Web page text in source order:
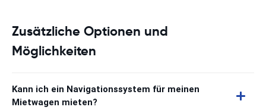
Zusätzliche Optionen und
Möglichkeiten
Kann ich ein Navigationssystem für meinen
Mietwagen mieten?